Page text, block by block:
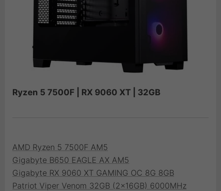
Ryzen 5 7500F | RX 9060 XT | 32GB
AMD Ryzen 5 7500F AM5
Gigabyte B650 EAGLE AX AM5
Gigabyte RX 9060 XT GAMING OC 8G 8GB
Patriot Viper Venom 32GB (2x16GB) 6000MHz